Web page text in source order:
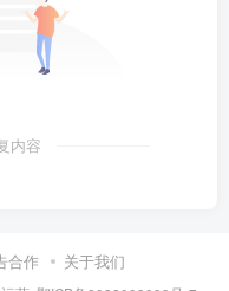
内容
合作 关于我们